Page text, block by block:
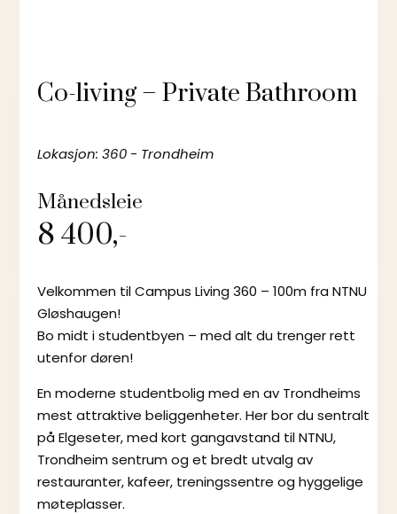
Co-living – Private Bathroom
Lokasjon: 360 - Trondheim
Månedsleie
8 400,-
Velkommen til Campus Living 360 – 100m fra NTNU
Gløshaugen!
Bo midt i studentbyen – med alt du trenger rett
utenfor døren!
En moderne studentbolig med en av Trondheims
mest attraktive beliggenheter. Her bor du sentralt
på Elgeseter, med kort gangavstand til NTNU,
Trondheim sentrum og et bredt utvalg av
restauranter, kafeer, treningssentre og hyggelige
møteplasser.